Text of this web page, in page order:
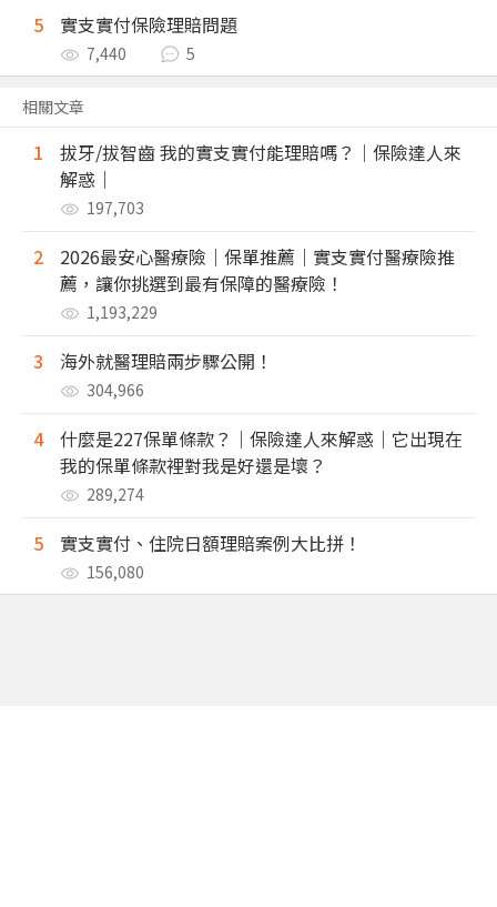
5 實支實付保險理賠問題
7,440 5
相關文章
1
拔牙/拔智齒 我的實支實付能理賠嗎？｜保險達人來
解惑｜
197,703
2
2026最安心醫療險｜保單推薦｜實支實付醫療險推
薦，讓你挑選到最有保障的醫療險！
1,193,229
3 海外就醫理賠兩步驟公開！
304,966
4
什麼是227保單條款？｜保險達人來解惑｜它出現在
我的保單條款裡對我是好還是壞？
289,274
5 實支實付、住院日額理賠案例大比拼！
156,080